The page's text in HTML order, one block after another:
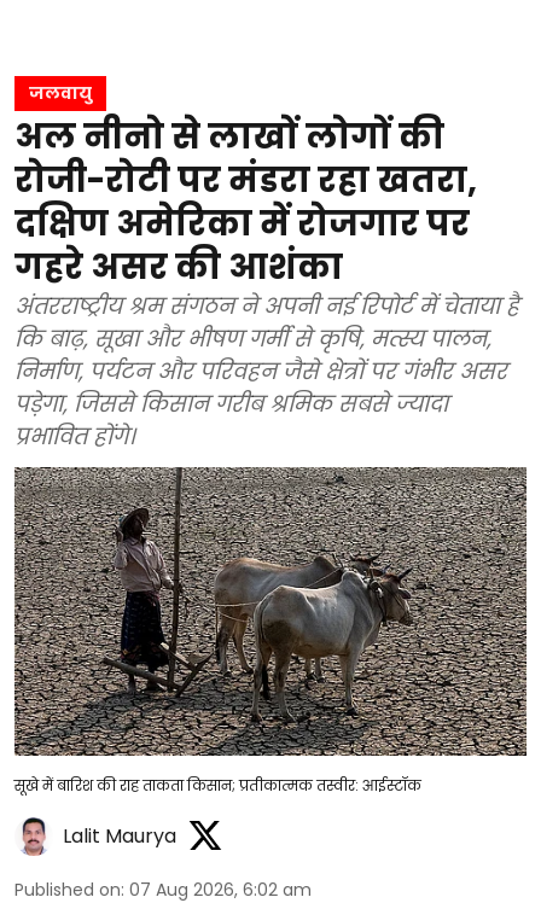
जलवायु
अल नीनो से लाखों लोगों की
रोजी-रोटी पर मंडरा रहा खतरा,
दक्षिण अमेरिका में रोजगार पर
गहरे असर की आशंका
अंतरराष्ट्रीय श्रम संगठन ने अपनी नई रिपोर्ट में चेताया है
कि बाढ़, सूखा और भीषण गर्मी से कृषि, मत्स्य पालन,
निर्माण, पर्यटन और परिवहन जैसे क्षेत्रों पर गंभीर असर
पड़ेगा, जिससे किसान गरीब श्रमिक सबसे ज्यादा
प्रभावित होंगे।
सूखे में बारिश की राह ताकता किसान; प्रतीकात्मक तस्वीर: आईस्टॉक
Lalit Maurya
Published on: 07 Aug 2026, 6:02 am